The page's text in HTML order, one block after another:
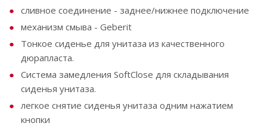
сливное соединение - заднее/нижнее подключение
механизм смыва - Geberit
Тонкое сиденье для унитаза из качественного
дюрапласта.
Система замедления SoftClose для складывания
сиденья унитаза.
легкое снятие сиденья унитаза одним нажатием
кнопки